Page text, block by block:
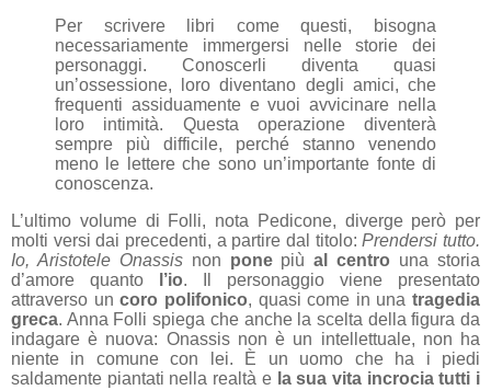
Per scrivere libri come questi, bisogna
necessariamente immergersi nelle storie dei
personaggi. Conoscerli diventa quasi
un’ossessione, loro diventano degli amici, che
frequenti assiduamente e vuoi avvicinare nella
loro intimità. Questa operazione diventerà
sempre più difficile, perché stanno venendo
meno le lettere che sono un’importante fonte di
conoscenza.
L’ultimo volume di Folli, nota Pedicone, diverge però per
molti versi dai precedenti, a partire dal titolo:Prendersi tutto.
Io, Aristotele Onassis non ponepiùal centro una storia
d’amore quanto
l’io. Il personaggio viene presentato
attraverso uncoro polifonico, quasi come in una tragedia
greca. Anna Folli spiega che anche la scelta della figura da
indagare è nuova: Onassis non è un intellettuale, non ha
niente in comune con lei. È un uomo che ha i piedi
saldamente piantati nella realtà e la sua vita incrocia tutti i